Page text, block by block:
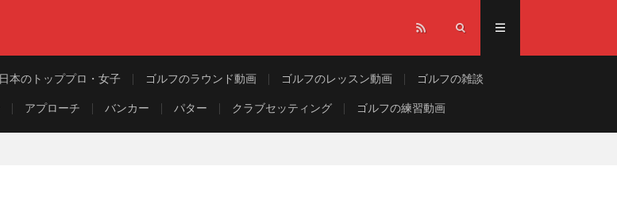
日本のトッププロ・女子 ゴルフのラウンド動画 ゴルフのレッスン動画 ゴルフの雑談
アプローチ バンカー パター クラブセッティング ゴルフの練習動画